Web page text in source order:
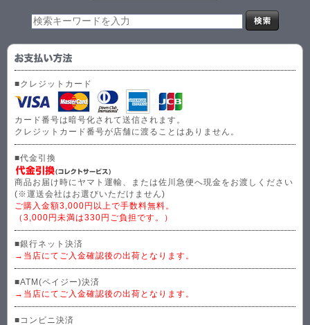
■クレジットカード
カード番号は暗号化されて送信されます。
クレジットカード番号が店舗に渡ることはありません。
■代金引換
商品お届け時にヤマト運輸、または佐川急便へ現金をお渡しください
(※運送会社はお選びいただけません)
ご購入金額3,000円以上で手数料無料。
（3,000円未満は330円ご負担です。）
■銀行ネット決済
→当店にてご入金確認後の出荷となります。
■ATM(ペイジー)決済
→当店にてご入金確認後の出荷となります。
■コンビニ決済